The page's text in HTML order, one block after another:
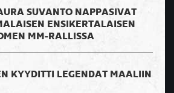
SUVANTO NAPPASIVAT
ENSIKERTALAISEN
MM-RALLISSA
KYYDITTI LEGENDAT MAALIIN